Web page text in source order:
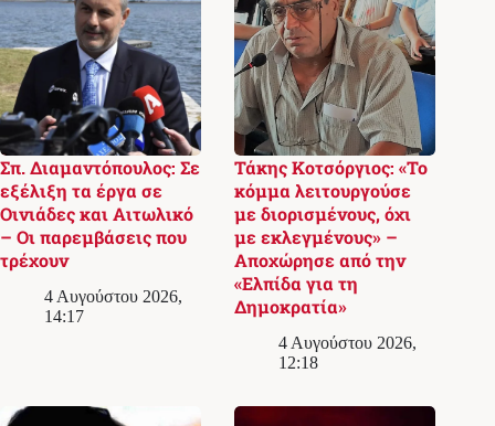
Σπ. Διαμαντόπουλος: Σε
εξέλιξη τα έργα σε
Οινιάδες και Αιτωλικό
– Οι παρεμβάσεις που
τρέχουν
4 Αυγούστου 2026,
14:17
Τάκης Κοτσόργιος: «Το
κόμμα λειτουργούσε
με διορισμένους, όχι
με εκλεγμένους» –
Αποχώρησε από την
«Ελπίδα για τη
Δημοκρατία»
4 Αυγούστου 2026,
12:18